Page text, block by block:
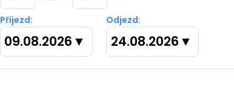
Příjezd:
09.08.2026 ▼
Odjezd:
24.08.2026 ▼